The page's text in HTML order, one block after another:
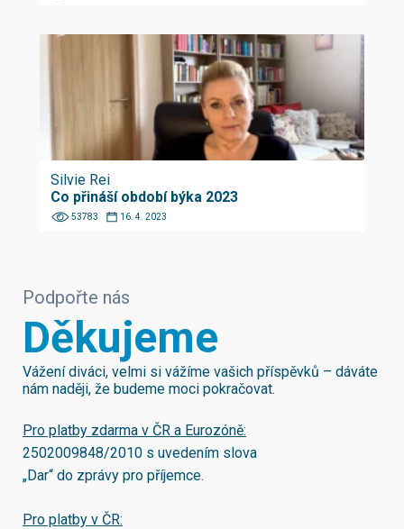
Silvie Rei
Co přináší období býka 2023
53783 16. 4. 2023
Podpořte nás
Děkujeme
Vážení diváci, velmi si vážíme vašich příspěvků – dáváte
nám naději, že budeme moci pokračovat.
Pro platby zdarma v ČR a Eurozóně:
2502009848/2010 s uvedením slova
„Dar“ do zprávy pro příjemce.
Pro platby v ČR: